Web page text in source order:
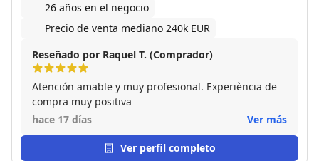
26 años en el negocio
Precio de venta mediano 240k EUR
Reseñado por Raquel T. (Comprador)
Atención amable y muy profesional. Experiència de
compra muy positiva
hace 17 días
Ver más
Ver perfil completo